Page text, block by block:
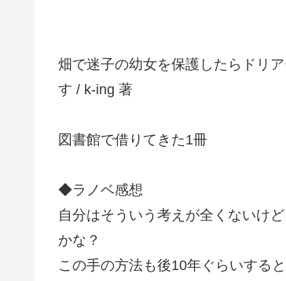
畑で迷子の幼女を保護したらドリ
す / k-ing 著
図書館で借りてきた1冊
◆ラノベ感想
自分はそういう考えが全くないけ
かな？
この手の方法も後10年ぐらいする